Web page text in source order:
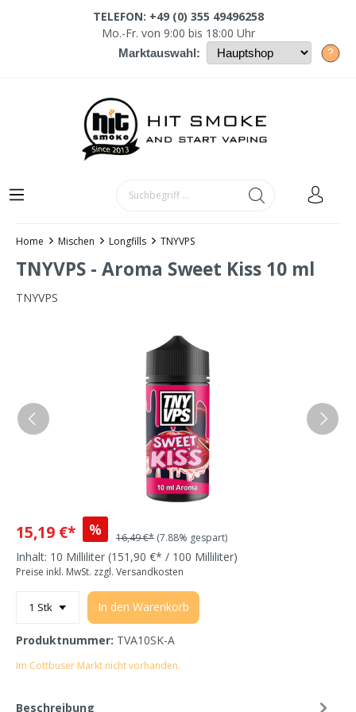
TELEFON: +49 (0) 355 49496258
Mo.-Fr. von 9:00 bis 18:00 Uhr
Marktauswahl: ?
Home Mischen Longfills TNYVPS
TNYVPS - Aroma Sweet Kiss 10 ml
TNYVPS
15,19 €* % 16,49 €* (7.88% gespart)
Inhalt: 10 Milliliter (151,90 €* / 100 Milliliter)
Preise inkl. MwSt. zzgl. Versandkosten
In den Warenkorb
Produktnummer: TVA10SK-A
Im Cottbuser Markt nicht vorhanden.
Beschreibung